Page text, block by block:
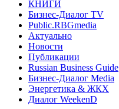
КНИГИ
Бизнес-Диалог TV
Public.RBGmedia
Актуально
Новости
Публикации
Russian Business Guide
Бизнес-Диалог Media
Энергетика & ЖКХ
Диалог WeekenD